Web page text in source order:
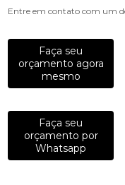
Entre em contato com um
Faça seu
orçamento agora
mesmo
Faça seu
orçamento por
Whatsapp